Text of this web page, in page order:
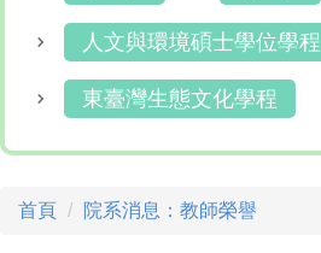
人文與環境碩士學位學程
東臺灣生態文化學程
首頁 院系消息：教師榮譽